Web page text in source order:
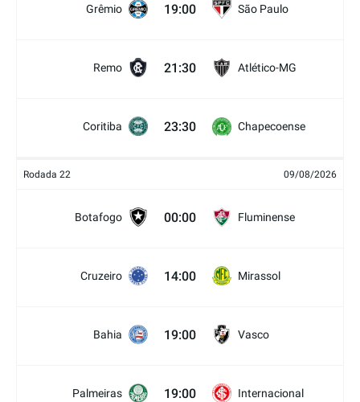
Grêmio 19:00 São Paulo
Remo 21:30 Atlético-MG
Coritiba 23:30 Chapecoense
Rodada 22 09/08/2026
Botafogo 00:00 Fluminense
Cruzeiro 14:00 Mirassol
Bahia 19:00 Vasco
Palmeiras 19:00 Internacional